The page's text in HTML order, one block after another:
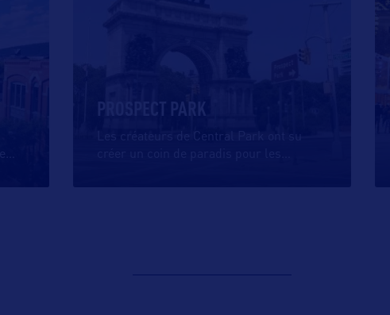
PROSPECT PARK
Les créateurs de Central Park ont su